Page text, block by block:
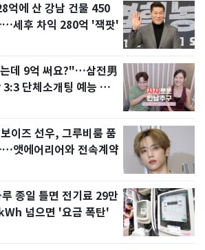
억에 산 강남 건물 450
…세후 차익 280억 '잭팟'
데 9억 써요?"…삼전男
단체소개팅 예능 화
이즈 선우, 그루비룸 품
…앳에어리어와 전속계약
종일 틀면 전기료 29만
넘으면 '요금 폭탄'